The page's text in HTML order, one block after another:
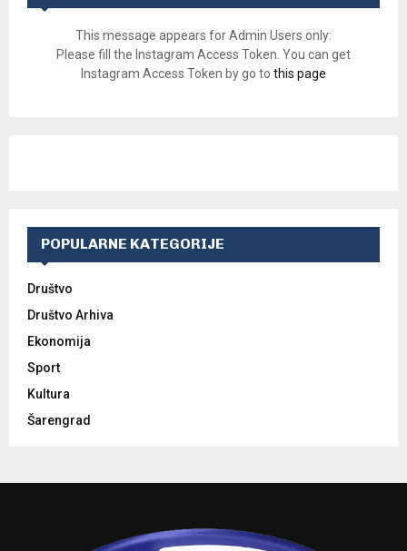
This message appears for Admin Users only:
Please fill the Instagram Access Token. You can get
Instagram Access Token by go to this page
POPULARNE KATEGORIJE
Društvo
Društvo Arhiva
Ekonomija
Sport
Kultura
Šarengrad